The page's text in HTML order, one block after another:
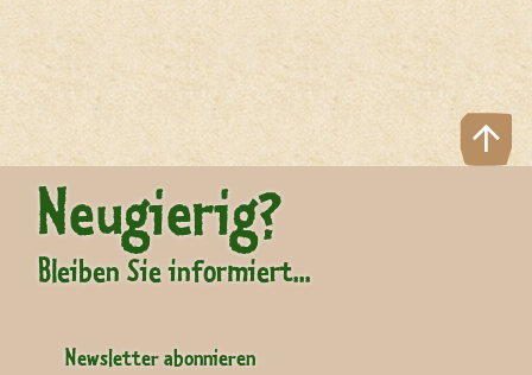
Neugierig?
Bleiben Sie informiert...
Newsletter abonnieren